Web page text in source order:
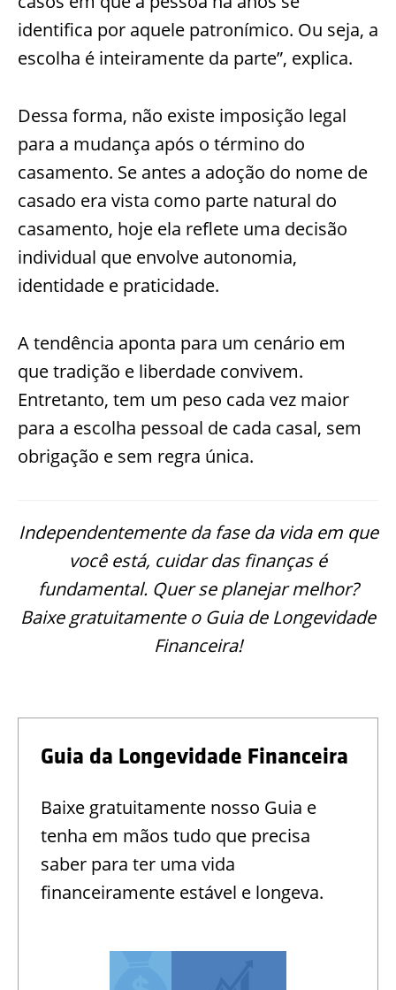
identifica por aquele patronímico. Ou seja, a
escolha é inteiramente da parte”, explica.
Dessa forma, não existe imposição legal
para a mudança após o término do
casamento. Se antes a adoção do nome de
casado era vista como parte natural do
casamento, hoje ela reflete uma decisão
individual que envolve autonomia,
identidade e praticidade.
A tendência aponta para um cenário em
que tradição e liberdade convivem.
Entretanto, tem um peso cada vez maior
para a escolha pessoal de cada casal, sem
obrigação e sem regra única.
Independentemente da fase da vida em que
você está, cuidar das finanças é
fundamental. Quer se planejar melhor?
Baixe gratuitamente o Guia de Longevidade
Financeira!
Guia da Longevidade Financeira
Baixe gratuitamente nosso Guia e
tenha em mãos tudo que precisa
saber para ter uma vida
financeiramente estável e longeva.